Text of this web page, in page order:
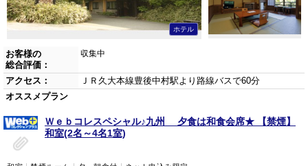
ホテル
お客様の
総合評価：
収集中
アクセス：
ＪＲ久大本線豊後中村駅より路線バスで60分
オススメプラン
Ｗｅｂコレスペシャル♪九州 夕食は和食会席★ 【禁煙】
和室(2名～4名1室)